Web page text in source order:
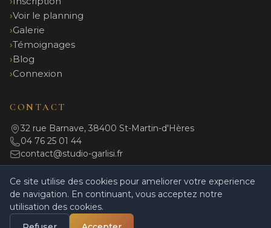
Voir le planning
Galerie
Témoignages
Blog
Connexion
CONTACT
32 rue Barnave, 38400 St-Martin-d'Hères
04 76 25 01 44
contact@studio-garlisi.fr
© 2026 Studio Garlisi. Tous droits réservés.
Mentions légales|Politique de confidentialité
Règlement intérieur
Ce site utilise des cookies pour ameliorer votre experience
de navigation. En continuant, vous acceptez notre
utilisation des cookies.